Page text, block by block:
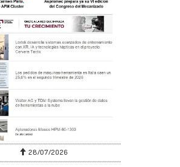
28/07/2026